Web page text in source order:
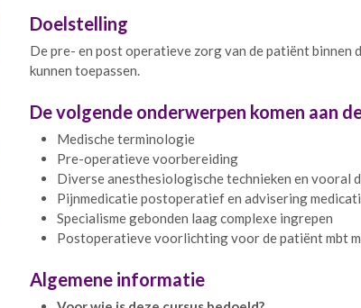
Doelstelling
De pre- en post operatieve zorg van de patiënt binnen
kunnen toepassen.
De volgende onderwerpen komen aan
Medische terminologie
Pre-operatieve voorbereiding
Diverse anesthesiologische technieken en vooral
Pijnmedicatie postoperatief en advisering
Specialisme gebonden laag complexe ingrepen
Postoperatieve voorlichting voor de patiënt mbt
Algemene informatie